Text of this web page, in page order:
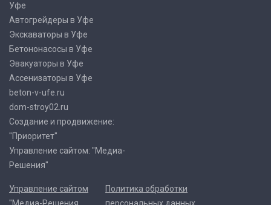
Уфе
Автогрейдеры в Уфе
Экскаваторы в Уфе
Бетононасосы в Уфе
Эвакуаторы в Уфе
Ассенизаторы в Уфе
beton-v-ufe.ru
dom-stroy02.ru
Создание и продвижение:
"Приоритет"
Управление сайтом: "Медиа-
Решения"
Управление сайтом
Политика обработки